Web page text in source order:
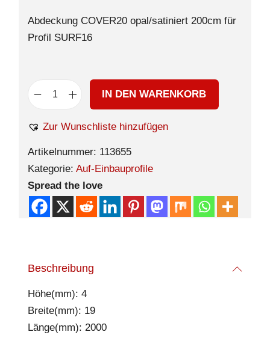
Abdeckung COVER20 opal/satiniert 200cm für
Profil SURF16
IN DEN WARENKORB
Zur Wunschliste hinzufügen
Artikelnummer: 113655
Kategorie: Auf-Einbauprofile
Spread the love
Beschreibung
Höhe(mm): 4
Breite(mm): 19
Länge(mm): 2000